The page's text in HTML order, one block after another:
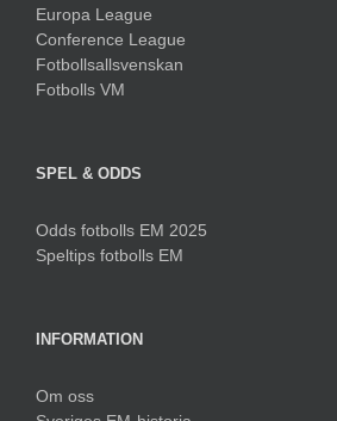
Europa League
Conference League
Fotbollsallsvenskan
Fotbolls VM
SPEL & ODDS
Odds fotbolls EM 2025
Speltips fotbolls EM
INFORMATION
Om oss